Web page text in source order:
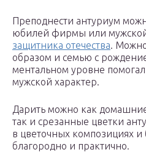
Преподнести антуриум
юбилей фирмы или
защитника отечества.
образом и семью с
ментальном уровне
мужской характер.
Дарить можно как
так и срезанные цветки
в цветочных композициях и
благородно и практично.